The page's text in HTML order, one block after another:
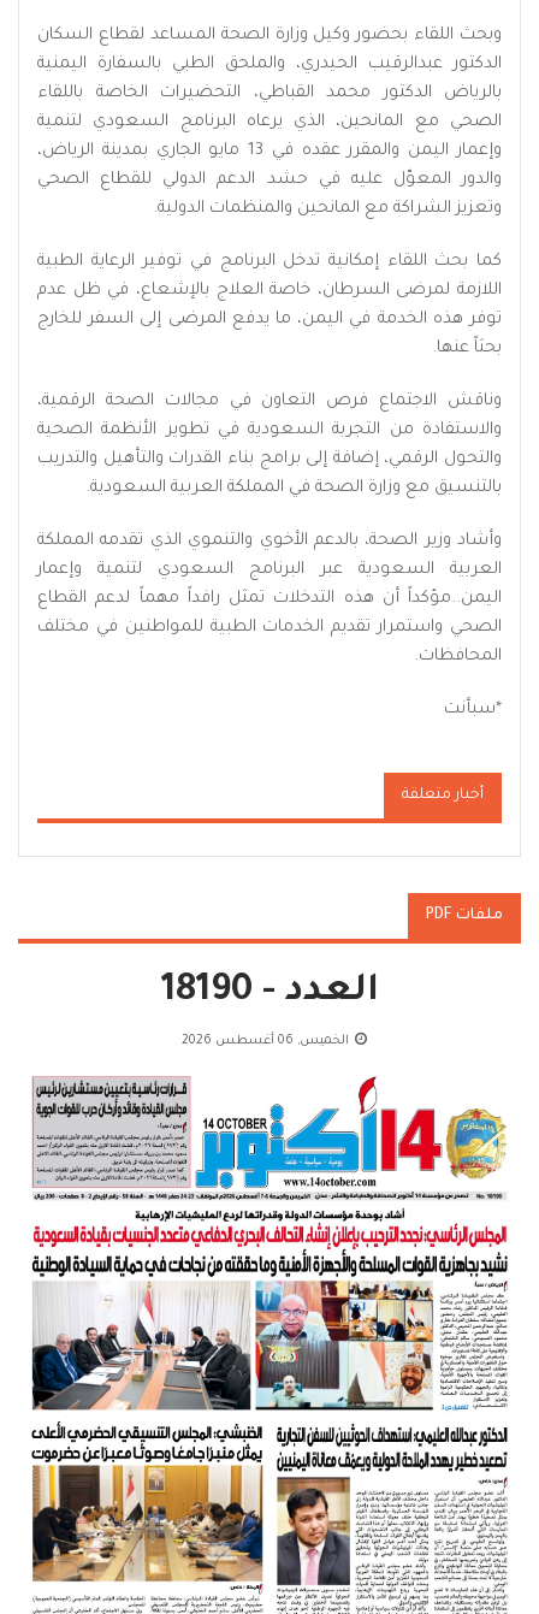
وبحث اللقاء بحضور وكيل وزارة الصحة المساعد لقطاع السكان
الدكتور عبدالرقيب الحيدري، والملحق الطبي بالسفارة اليمنية
بالرياض الدكتور محمد القباطي، التحضيرات الخاصة باللقاء
الصحي مع المانحين، الذي يرعاه البرنامج السعودي لتنمية
وإعمار اليمن والمقرر عقده في 13 مايو الجاري بمدينة الرياض،
والدور المعوّل عليه في حشد الدعم الدولي للقطاع الصحي
وتعزيز الشراكة مع المانحين والمنظمات الدولية.
كما بحث اللقاء إمكانية تدخل البرنامج في توفير الرعاية الطبية
اللازمة لمرضى السرطان، خاصة العلاج بالإشعاع، في ظل عدم
توفر هذه الخدمة في اليمن، ما يدفع المرضى إلى السفر للخارج
بحثاً عنها.
وناقش الاجتماع فرص التعاون في مجالات الصحة الرقمية،
والاستفادة من التجربة السعودية في تطوير الأنظمة الصحية
والتحول الرقمي، إضافة إلى برامج بناء القدرات والتأهيل والتدريب
بالتنسيق مع وزارة الصحة في المملكة العربية السعودية.
وأشاد وزير الصحة، بالدعم الأخوي والتنموي الذي تقدمه المملكة
العربية السعودية عبر البرنامج السعودي لتنمية وإعمار
اليمن..مؤكداً أن هذه التدخلات تمثل رافداً مهماً لدعم القطاع
الصحي واستمرار تقديم الخدمات الطبية للمواطنين في مختلف
المحافظات.
*سبأنت
أخبار متعلقة
ملفات PDF
العدد - 18190
الخميس, 06 أغسطس 2026